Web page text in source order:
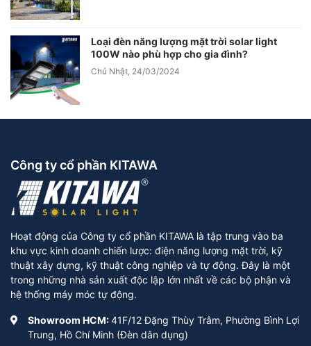
Loại đèn năng lượng mặt trời solar light
100W nào phù hợp cho gia đình?
Chủ Nhật, 24/03/2024
Công ty cổ phần KITAWA
Hoạt động của Công ty cổ phần KITAWA là tập trung vào ba
khu vực kinh doanh chiến lược: điện năng lượng mặt trời, kỹ
thuật xây dựng, kỹ thuật công nghiệp và tự động. Đây là một
trong những nhà sản xuất độc lập lớn nhất về các bộ phận và
hệ thống máy móc tự động.
Showroom HCM:41F/12 Đặng Thùy Trâm, Phường Bình Lợi
Trung, Hồ Chí Minh (Đèn dân dụng)